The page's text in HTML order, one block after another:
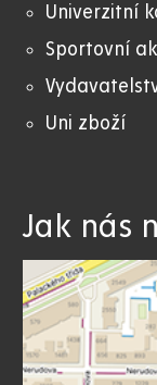
Univerzitní
Sportovní
Uni zboží
Jak nás